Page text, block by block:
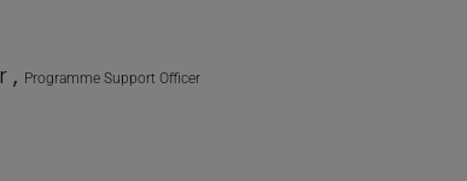
, Programme Support Officer